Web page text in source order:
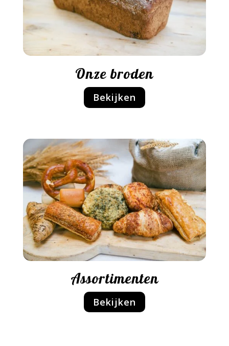
Onze broden
Bekijken
Assortimenten
Bekijken